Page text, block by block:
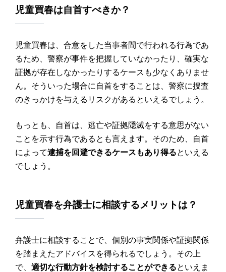
児童買春は自首すべきか？
児童買春は、合意をした当事者間で行われる行為であ
るため、警察が事件を把握していなかったり、確実な
証拠が存在しなかったりするケースも少なくありませ
ん。そういった場合に自首をすることは、警察に捜査
のきっかけを与えるリスクがあるといえるでしょう。
もっとも、自首は、逃亡や証拠隠滅をする意思がない
ことを示す行為であるとも言えます。そのため、自首
によって逮捕を回避できるケースもあり得るといえる
でしょう。
児童買春を弁護士に相談するメリットは？
弁護士に相談することで、個別の事実関係や証拠関係
を踏まえたアドバイスを得られるでしょう。その上
で、 適切な行動方針を検討することができるといえま